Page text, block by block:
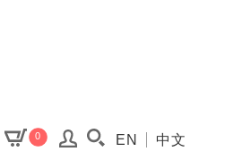
0 搜尋(開啟搜尋視窗)
EN 中文